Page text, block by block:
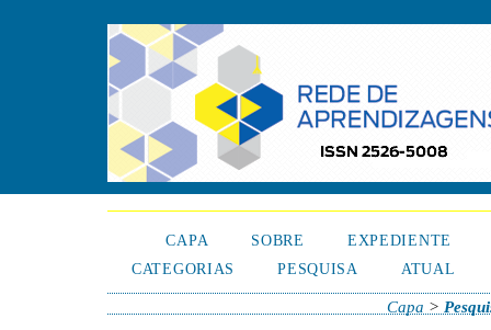
CAPA SOBRE
EXPEDIENTE
CATEGORIAS
PESQUISA ATUAL
Capa >